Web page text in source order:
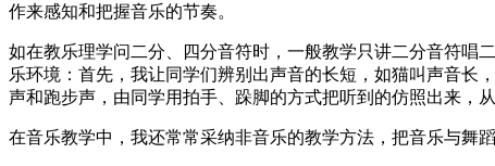
作来感知和把握音乐的节奏。
如在教乐理学问二分、四分音符时，一般教学只讲二分音符唱
乐环境：首先，我让同学们辨别出声音的长短，如猫叫声音长
声和跑步声，由同学用拍手、跺脚的方式把听到的仿照出来，
在音乐教学中，我还常常采纳非音乐的教学方法，把音乐与舞